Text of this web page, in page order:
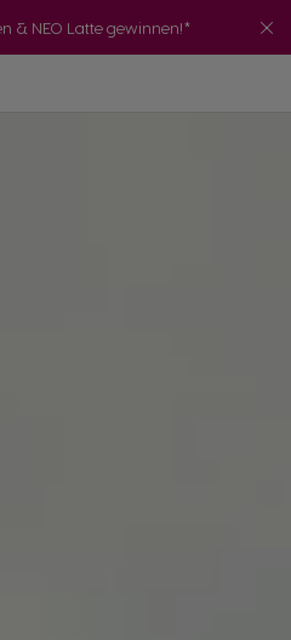
& NEO Latte gewinnen!*